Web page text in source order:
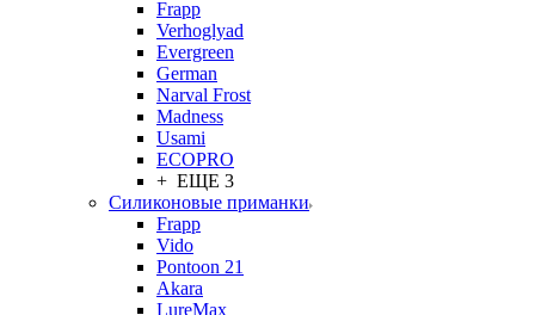
Frapp
Verhoglyad
Evergreen
German
Narval Frost
Madness
Usami
ECOPRO
+ ЕЩЕ 3
Силиконовые приманки
Frapp
Vido
Pontoon 21
Akara
LureMax